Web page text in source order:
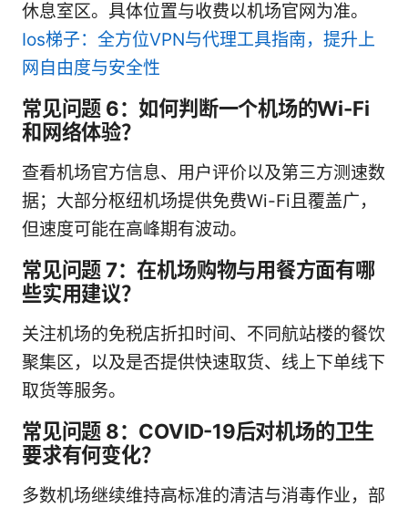
休息室区。具体位置与收费以机场官网为准。
Ios梯子：全方位VPN与代理工具指南，提升上
网自由度与安全性
常见问题 6：如何判断一个机场的Wi-Fi
和网络体验？
查看机场官方信息、用户评价以及第三方测速数
据；大部分枢纽机场提供免费Wi-Fi且覆盖广，
但速度可能在高峰期有波动。
常见问题 7：在机场购物与用餐方面有哪
些实用建议？
关注机场的免税店折扣时间、不同航站楼的餐饮
聚集区，以及是否提供快速取货、线上下单线下
取货等服务。
常见问题 8：COVID-19后对机场的卫生
要求有何变化？
多数机场继续维持高标准的清洁与消毒作业，部